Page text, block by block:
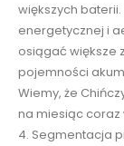
większych
energetycznej i
osiągać większe
pojemności
Wiemy, że
na miesiąc coraz
4. Segmentacja